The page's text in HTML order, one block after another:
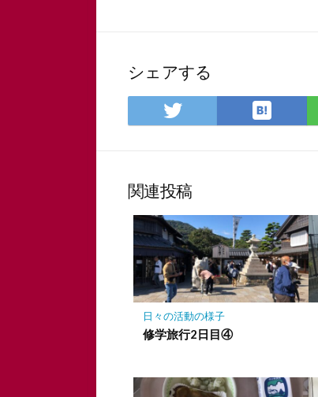
シェアする
Twitter
で
ア
は
て
マ
ー
ク
に
保
関連投稿
日々の活動の様子
修学旅行2日目④